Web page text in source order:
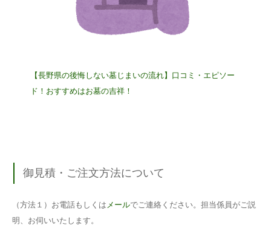
【長野県の後悔しない墓じまいの流れ】口コミ・エピソー
ド！おすすめはお墓の吉祥！
御見積・ご注文方法について
（方法１）お電話もしくは メールでご連絡ください。担当係員がご説
明、お伺いいたします。